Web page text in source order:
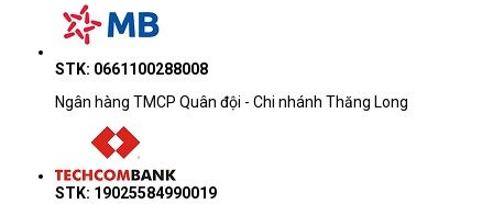
STK: 0661100288008
Ngân hàng TMCP Quân đội - Chi nhánh Thăng Long
STK: 19025584990019